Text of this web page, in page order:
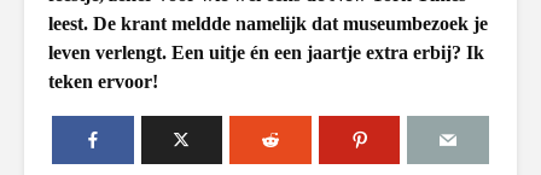
leest. De krant meldde namelijk dat museumbezoek je
leven verlengt. Een uitje én een jaartje extra erbij? Ik
teken ervoor!